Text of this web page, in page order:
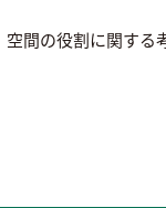
間の役割に関する